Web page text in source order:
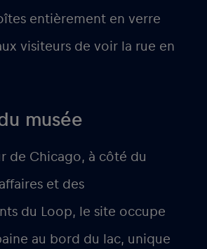
entièrement en verre
visiteurs de voir la rue en
musée
de Chicago, à côté du
et des
du Loop, le site occupe
au bord du lac, unique